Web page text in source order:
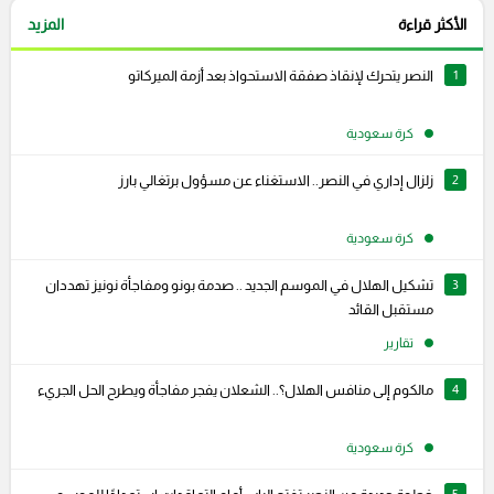
الأكثر قراءة المزيد
1 النصر يتحرك لإنقاذ صفقة الاستحواذ بعد أزمة الميركاتو
كرة سعودية
2 زلزال إداري في النصر.. الاستغناء عن مسؤول برتغالي بارز
كرة سعودية
3
تشكيل الهلال في الموسم الجديد .. صدمة بونو ومفاجأة نونيز تهددان
مستقبل القائد
تقارير
4 مالكوم إلى منافس الهلال؟.. الشعلان يفجر مفاجأة ويطرح الحل الجريء
كرة سعودية